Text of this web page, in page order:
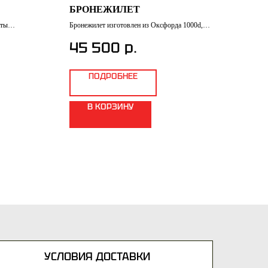
службы.
уровень
БРОНЕЖИЛЕТ
Бронежилет изготовлен из Оксфорда 1000d,
износостойкость.
45 500 р.
ПОДРОБНЕЕ
В КОРЗИНУ
УСЛОВИЯ ДОСТАВКИ